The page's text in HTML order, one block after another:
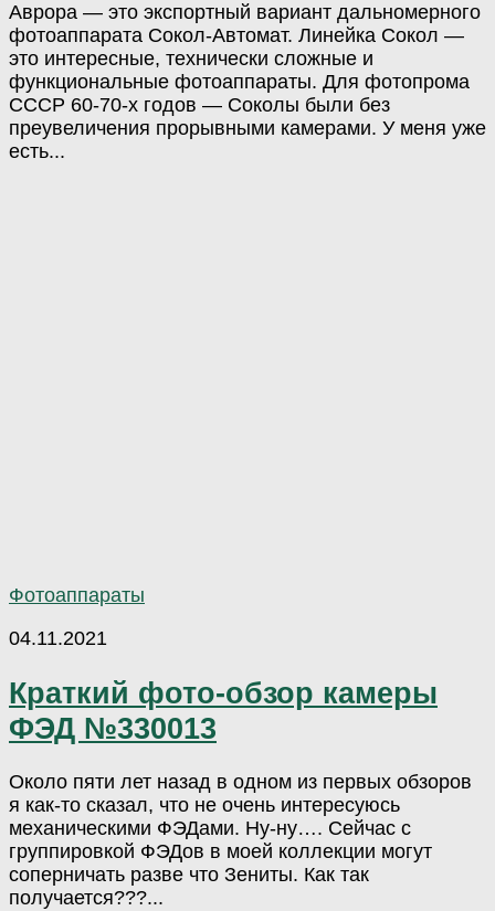
Аврора — это экспортный вариант дальномерного
фотоаппарата Сокол-Автомат. Линейка Сокол —
это интересные, технически сложные и
функциональные фотоаппараты. Для фотопрома
СССР 60-70-х годов — Соколы были без
преувеличения прорывными камерами. У меня уже
есть...
Фотоаппараты
04.11.2021
Краткий фото-обзор камеры
ФЭД №330013
Около пяти лет назад в одном из первых обзоров
я как-то сказал, что не очень интересуюсь
механическими ФЭДами. Ну-ну…. Сейчас с
группировкой ФЭДов в моей коллекции могут
соперничать разве что Зениты. Как так
получается???...